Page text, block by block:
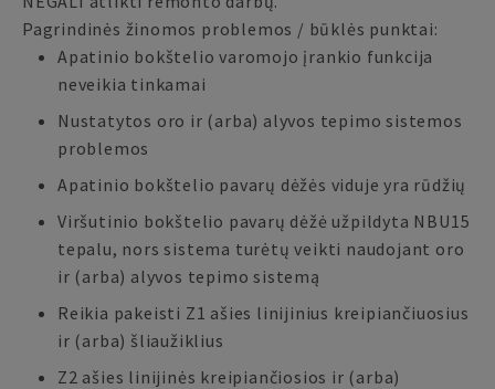
Pagrindinės žinomos problemos / būklės punktai:
Apatinio bokštelio varomojo įrankio funkcija
neveikia tinkamai
Nustatytos oro ir (arba) alyvos tepimo sistemos
problemos
Apatinio bokštelio pavarų dėžės viduje yra rūdžių
Viršutinio bokštelio pavarų dėžė užpildyta NBU15
tepalu, nors sistema turėtų veikti naudojant oro
ir (arba) alyvos tepimo sistemą
Reikia pakeisti Z1 ašies linijinius kreipiančiuosius
ir (arba) šliaužiklius
Z2 ašies linijinės kreipiančiosios ir (arba)